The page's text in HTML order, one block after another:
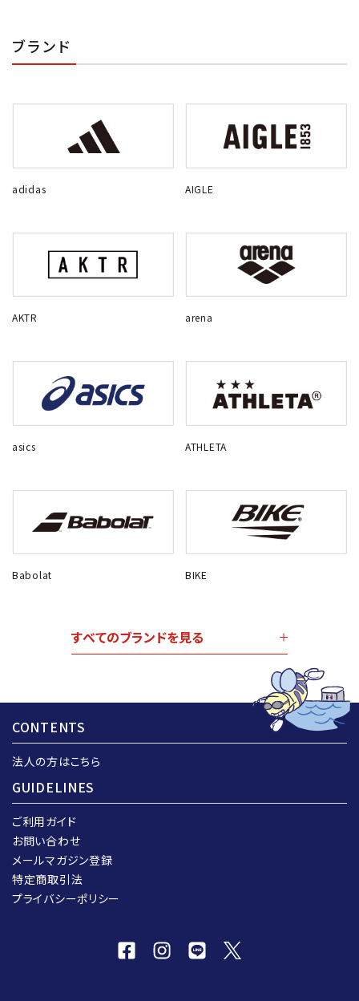
ブランド
adidas AIGLE
AKTR arena
asics ATHLETA
Babolat BIKE
すべてのブランドを見る
CONTENTS
法人の方はこちら
GUIDELINES
ご利用ガイド
お問い合わせ
メールマガジン登録
特定商取引法
プライバシーポリシー